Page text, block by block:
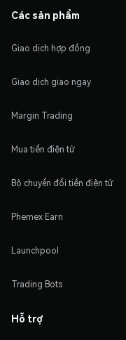
Các sản phẩm
Giao dịch hợp đồng
Giao dịch giao ngay
Margin Trading
Mua tiền điện tử
Bộ chuyển đổi tiền điện tử
Phemex Earn
Launchpool
Trading Bots
Hỗ trợ